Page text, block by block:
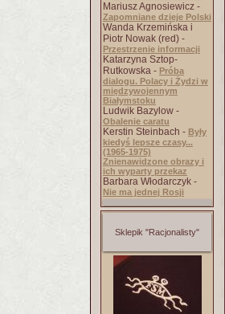
Mariusz Agnosiewicz -
Zapomniane dzieje Polski
Wanda Krzemińska i
Piotr Nowak (red) -
Przestrzenie informacji
Katarzyna Sztop-
Rutkowska - Próba
dialogu. Polacy i Żydzi w
międzywojennym
Białymstoku
Ludwik Bazylow -
Obalenie caratu
Kerstin Steinbach - Były
kiedyś lepsze czasy...
(1965-1975)
Znienawidzone obrazy i
ich wyparty przekaz
Barbara Włodarczyk -
Nie ma jednej Rosji
Sklepik "Racjonalisty"